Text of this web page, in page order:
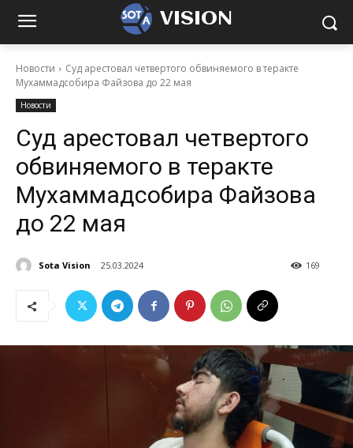
VISION
Новости
Суд арестовал четвертого обвиняемого в теракте
Мухаммадсобира Файзова до 22 мая
Новости
Суд арестовал четвертого
обвиняемого в теракте
Мухаммадсобира Файзова
до 22 мая
Sota Vision 25.03.2024 169